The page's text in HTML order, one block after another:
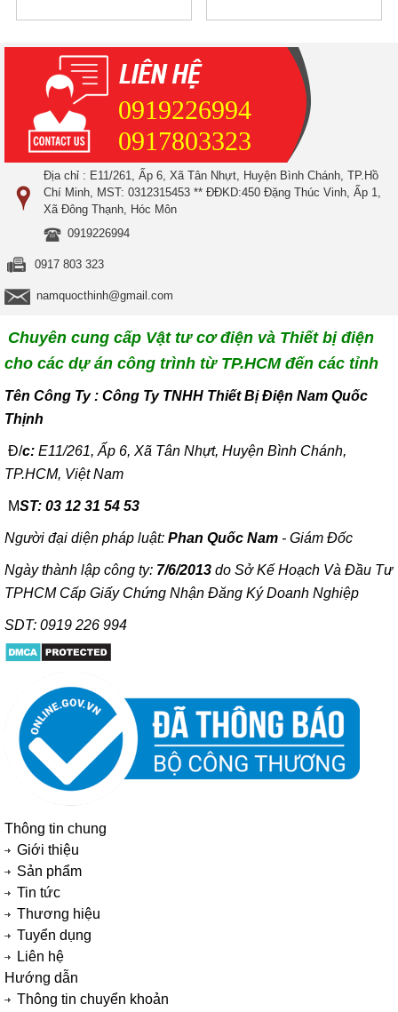
0919226994
0917803323
Địa chỉ : E11/261, Ấp 6, Xã Tân Nhựt, Huyện Bình Chánh, TP.Hồ
Chí Minh, MST: 0312315453 ** ĐĐKD:450 Đặng Thúc Vinh, Ấp 1,
Xã Đông Thạnh, Hóc Môn
0919226994
0917 803 323
namquocthinh@gmail.com
Chuyên cung cấp Vật tư cơ điện và Thiết bị điện
cho các dự án công trình từ TP.HCM đến các tỉnh
Tên Công Ty : Công Ty TNHH Thiết Bị Điện Nam Quốc
Thịnh
Đ/c: E11/261, Ấp 6, Xã Tân Nhựt, Huyện Bình Chánh,
TP.HCM, Việt Nam
MST: 03 12 31 54 53
Người đại diện pháp luật: Phan Quốc Nam - Giám Đốc
Ngày thành lập công ty: 7/6/2013 do Sở Kế Hoạch Và Đầu Tư
TPHCM Cấp Giấy Chứng Nhận Đăng Ký Doanh Nghiệp
SDT: 0919 226 994
Thông tin chung
Giới thiệu
Sản phẩm
Tin tức
Thương hiệu
Tuyển dụng
Liên hệ
Hướng dẫn
Thông tin chuyển khoản